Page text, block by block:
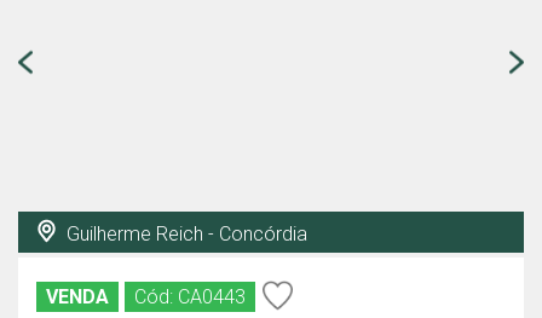
Guilherme Reich - Concórdia
VENDA Cód: CA0443